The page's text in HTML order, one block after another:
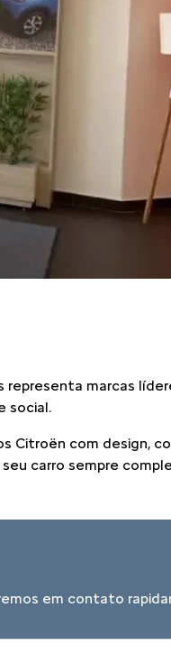
representa marcas
social.
Citroën com design,
carro sempre
em contato